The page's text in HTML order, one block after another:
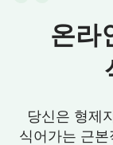
온라
당신은 형제
식어가는 근